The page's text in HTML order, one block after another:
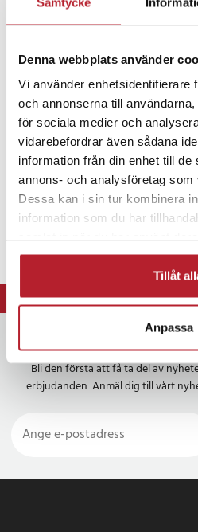
Denna webbplats använder
Vi använder enhetsidentifierare
och annonserna till
för sociala medier och
vidarebefordrar även sådana
information från din enhet till de
annons- och analysföretag
Dessa kan i sin tur kombinera
information som du har
Tillåt
Anpassa
Batterier
⭐ 365 dagars
Bli den första att få ta del av
erbjudanden Anmäl dig till vårt